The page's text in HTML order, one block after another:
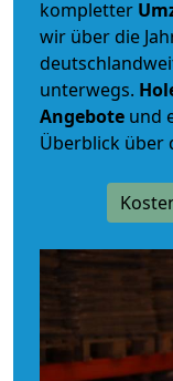
kompletter
wir über die
unterwegs.
Angebote und
Überblick über